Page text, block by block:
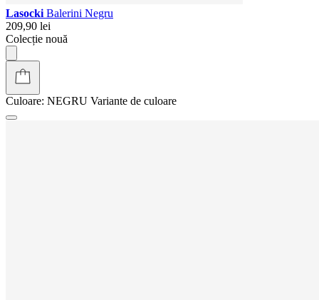
Lasocki Balerini Negru
209,90 lei
Colecție nouă
Culoare: NEGRU Variante de culoare